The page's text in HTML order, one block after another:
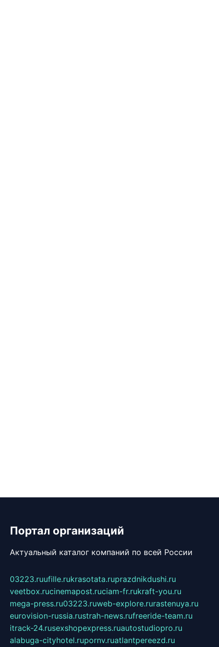
Портал организаций
Актуальный каталог компаний по всей России
03223.ruufille.rukrasotata.ruprazdnikdushi.ru
veetbox.rucinemapost.ruciam-fr.rukraft-you.ru
mega-press.ru03223.ruweb-explore.rurastenuya.ru
eurovision-russia.rustrah-news.rufreeride-team.ru
itrack-24.rusexshopexpress.ruautostudiopro.ru
alabuga-cityhotel.rupornv.ruatlantpereezd.ru